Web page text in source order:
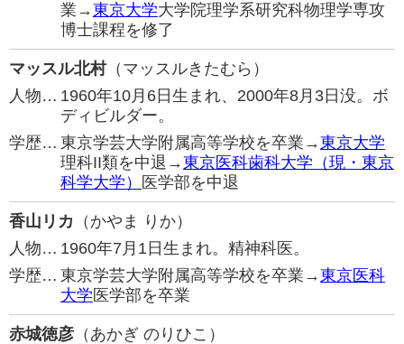
業→東京大学大学院理学系研究科物理学専攻
博士課程を修了
マッスル北村（マッスルきたむら）
人物… 1960年10月6日生まれ、2000年8月3日没。ボ
ディビルダー。
学歴… 東京学芸大学附属高等学校を卒業→東京大学
理科II類を中退→東京医科歯科大学（現・東京
科学大学）
医学部を中退
香山リカ （かやま りか）
人物… 1960年7月1日生まれ。精神科医。
学歴… 東京学芸大学附属高等学校を卒業→東京医科
大学 医学部を卒業
赤城徳彦 （あかぎ のりひこ）